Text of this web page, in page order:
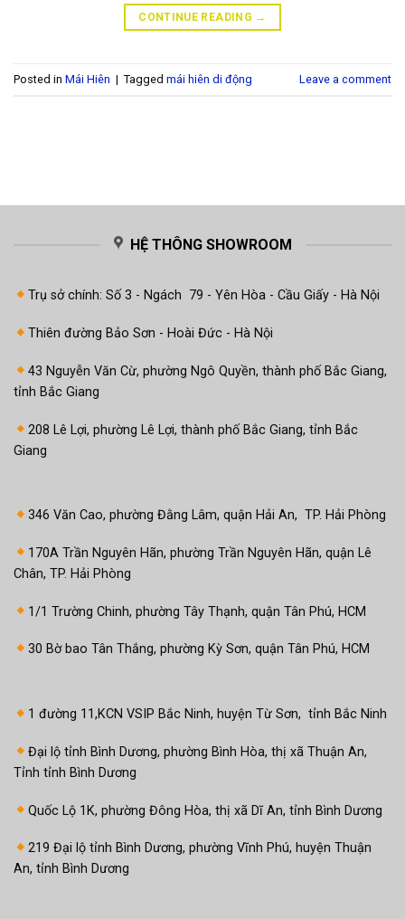
CONTINUE READING →
Posted in Mái Hiên | Tagged mái hiên di động Leave a comment
HỆ THÔNG SHOWROOM
Trụ sở chính: Số 3 - Ngách 79 - Yên Hòa - Cầu Giấy - Hà Nội
Thiên đường Bảo Sơn - Hoài Đức - Hà Nội
43 Nguyễn Văn Cừ, phường Ngô Quyền, thành phố Bắc Giang,
tỉnh Bắc Giang
208 Lê Lợi, phường Lê Lợi, thành phố Bắc Giang, tỉnh Bắc
Giang
346 Văn Cao, phường Đằng Lâm, quận Hải An, TP. Hải Phòng
170A Trần Nguyên Hãn, phường Trần Nguyên Hãn, quận Lê
Chân, TP. Hải Phòng
1/1 Trường Chinh, phường Tây Thạnh, quận Tân Phú, HCM
30 Bờ bao Tân Thắng, phường Kỳ Sơn, quận Tân Phú, HCM
1 đường 11,KCN VSIP Bắc Ninh, huyện Từ Sơn, tỉnh Bắc Ninh
Đại lộ tỉnh Bình Dương, phường Bình Hòa, thị xã Thuận An,
Tỉnh tỉnh Bình Dương
Quốc Lộ 1K, phường Đông Hòa, thị xã Dĩ An, tỉnh Bình Dương
219 Đại lộ tỉnh Bình Dương, phường Vĩnh Phú, huyện Thuận
An, tỉnh Bình Dương